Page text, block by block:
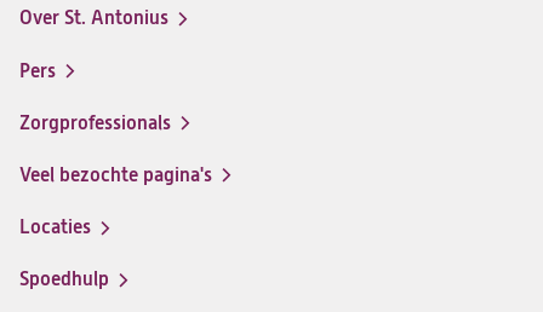
een
ziekenhuis
op
een
op
een
op
menu
Over St. Antonius
Pers
Zorgprofessionals
Veel bezochte pagina's
Locaties
Spoedhulp